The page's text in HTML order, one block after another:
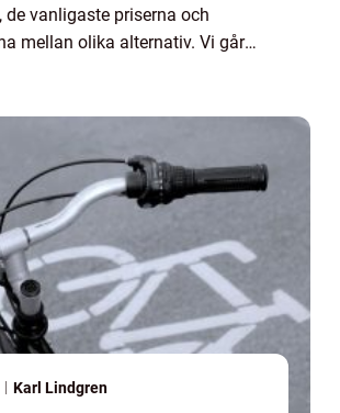
de vanligaste priserna och
mellan olika alternativ. Vi går
Karl Lindgren